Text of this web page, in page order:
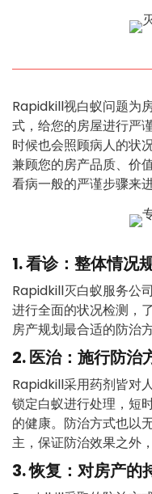
Rapidkill视白蚁问题为
式，给您的房屋进行严
时候也会照顾病人的状
兼顾您的房产品质、价
看病一般的严谨步骤来
1. 看诊：整体情况
Rapidkill灭白蚁服务公
进行全面的状况检测，
房产规划最合适的防治方
2. 医治：施行防治
Rapidkill采用药剂皆对
锁定白蚁进行处理，短
的健康。防治方式也以
主，保证防治效果之外
3. 恢复：对房产的